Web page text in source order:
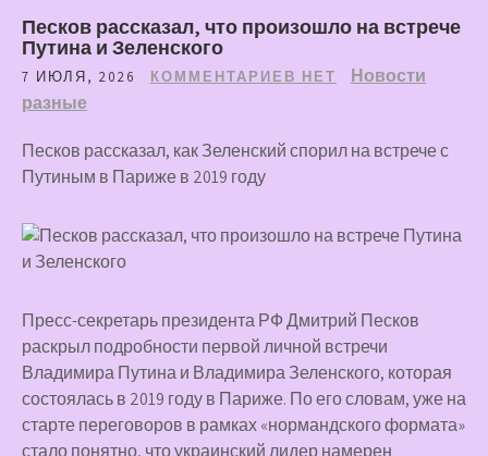
Песков рассказал, что произошло на встрече
Путина и Зеленского
7 ИЮЛЯ, 2026 КОММЕНТАРИЕВ НЕТ
Новости
разные
Песков рассказал, как Зеленский спорил на встрече с
Путиным в Париже в 2019 году
Пресс-секретарь президента РФ Дмитрий Песков
раскрыл подробности первой личной встречи
Владимира Путина и Владимира Зеленского, которая
состоялась в 2019 году в Париже. По его словам, уже на
старте переговоров в рамках «нормандского формата»
стало понятно, что украинский лидер намерен